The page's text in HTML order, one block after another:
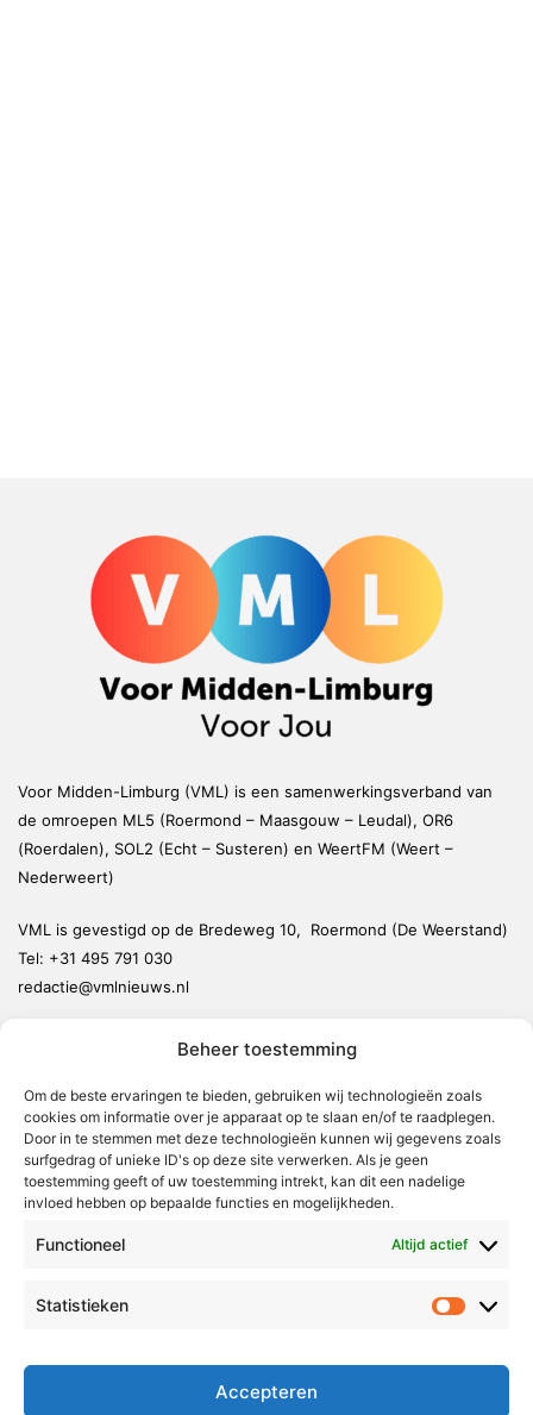
Beheer toestemming
Om de beste ervaringen te bieden, gebruiken wij technologieën zoals
cookies om informatie over je apparaat op te slaan en/of te raadplegen.
Door in te stemmen met deze technologieën kunnen wij gegevens zoals
surfgedrag of unieke ID's op deze site verwerken. Als je geen
toestemming geeft of uw toestemming intrekt, kan dit een nadelige
invloed hebben op bepaalde functies en mogelijkheden.
Functioneel Altijd actief
Statistieken
Accepteren
Voor Midden-Limburg (VML) is een samenwerkingsverband van
de omroepen ML5 (Roermond – Maasgouw – Leudal), OR6
(Roerdalen), SOL2 (Echt – Susteren) en WeertFM (Weert –
Nederweert)
VML is gevestigd op de Bredeweg 10, Roermond (De Weerstand)
Tel: +31 495 791 030
redactie@vmlnieuws.nl
Leudal
Maasgouw
Echt-Susteren
Radio & TV